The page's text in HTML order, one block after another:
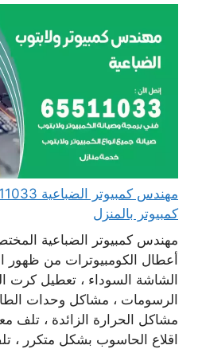
كمبيوتر بالمنزل
مهندس كمبيوتر الضباعية
أعطال الكومبيوترات من ظهور
الشاشة السوداء ، تعطيل كرت
الرسومات ، مشاكل وحدات
مشاكل الحرارة الزائدة ، تلف
اقلاع الحاسوب بشكل متكرر ،